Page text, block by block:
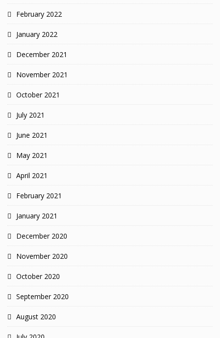
February 2022
January 2022
December 2021
November 2021
October 2021
July 2021
June 2021
May 2021
April 2021
February 2021
January 2021
December 2020
November 2020
October 2020
September 2020
August 2020